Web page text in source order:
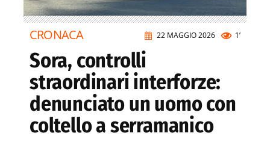
22 MAGGIO 2026 1’
CRONACA
Sora, controlli
straordinari interforze:
denunciato un uomo con
coltello a serramanico